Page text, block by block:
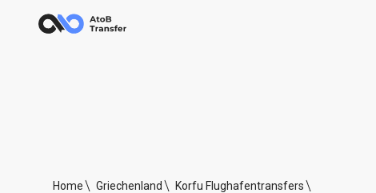
Home Griechenland Korfu Flughafentransfers